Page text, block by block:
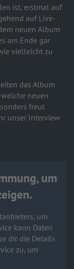
ist, erstmal auf
auf Live-
neuen Album
am Ende gar
vielleicht zu
das Album
neuen
freut
unser Interview
um
um
kann Daten
dir die Details
zu, um